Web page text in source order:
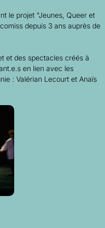
le projet "Jeunes, Queer et
depuis 3 ans auprès de
et des spectacles créés à
en lien avec les
: Valérian Lecourt et Anaïs